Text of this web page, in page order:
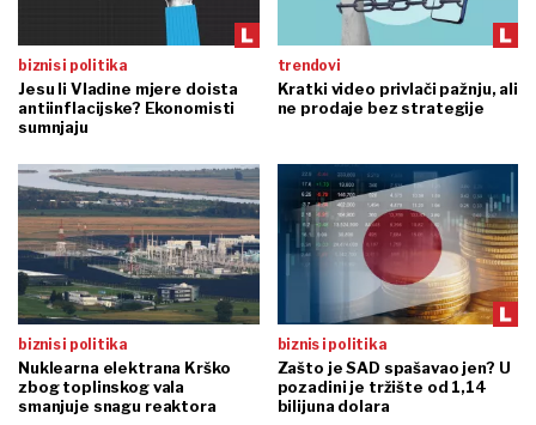
biznis i politika
Jesu li Vladine mjere doista
antiinflacijske? Ekonomisti
sumnjaju
trendovi
Kratki video privlači pažnju, ali
ne prodaje bez strategije
biznis i politika
Nuklearna elektrana Krško
zbog toplinskog vala
smanjuje snagu reaktora
biznis i politika
Zašto je SAD spašavao jen? U
pozadini je tržište od 1,14
bilijuna dolara